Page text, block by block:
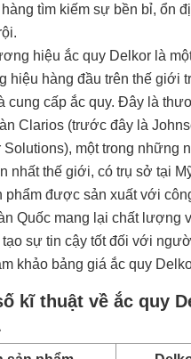
hàng tìm kiếm sự bền bỉ, ổn
hiệu ắc quy Delkor là
hiệu hàng đầu trên thế giới
cung cấp ắc quy. Đây là
Clarios (trước đây là
Solutions), một trong những
nhất thế giới, có trụ sở tại
phẩm được sản xuất với
Quốc mang lại chất lượng
tạo sự tin cậy tốt đối với
khảo bảng giá ắc quy
kĩ thuật về ắc quy